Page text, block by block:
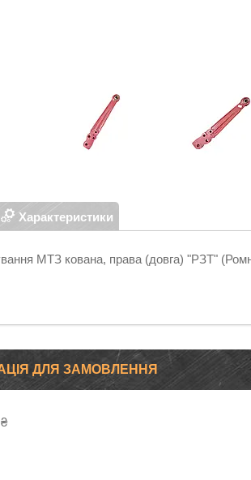
Характеристики
МТЗ кована, права (довга) "РЗТ"
ДЛЯ ЗАМОВЛЕННЯ